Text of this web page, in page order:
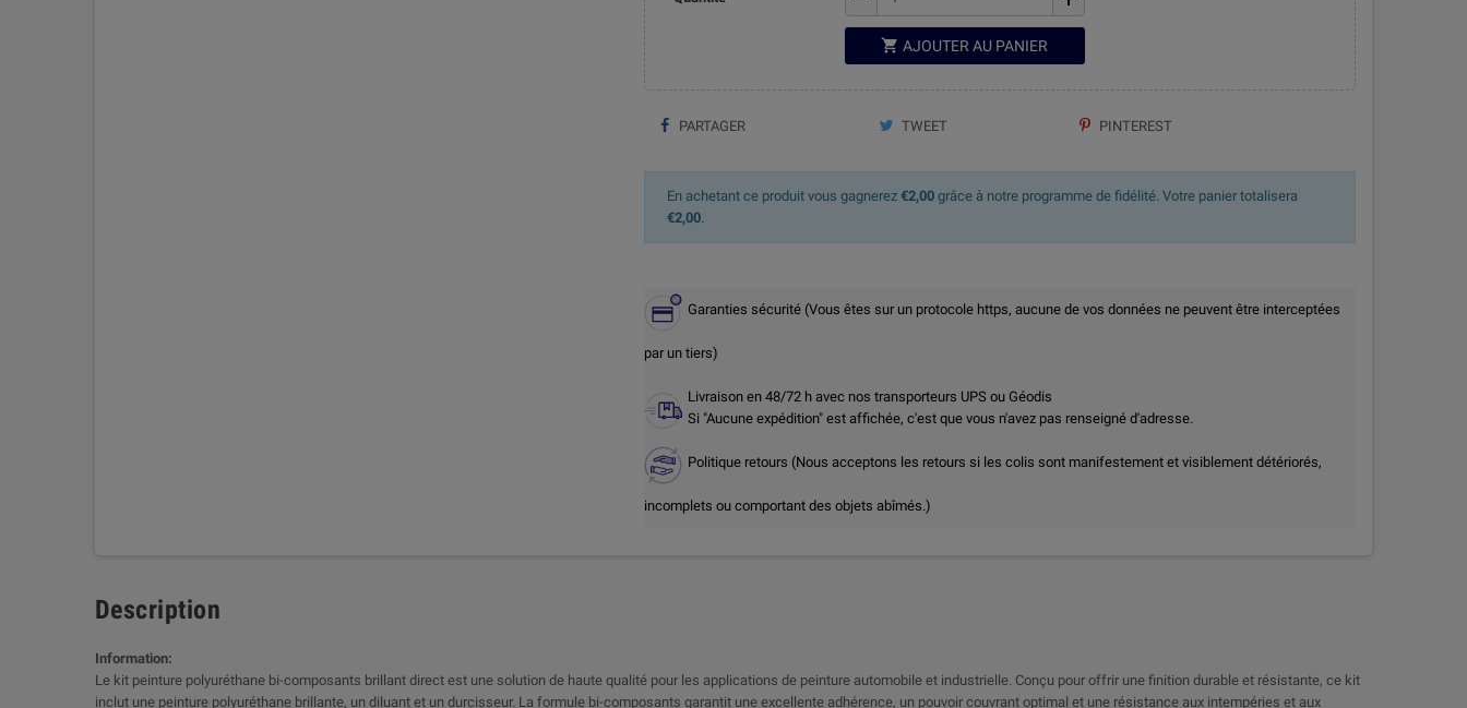
 AJOUTER AU PANIER
PARTAGER TWEET PINTEREST
En achetant ce produit vous gagnerez €2,00grâce à notre programme de fidélité. Votre panier totalisera
€2,00.
Garanties sécurité (Vous êtes sur un protocole https, aucune de vos données ne peuvent être interceptées
par un tiers)
Livraison en 48/72 h avec nos transporteurs UPS ou Géodis
Si "Aucune expédition" est affichée, c'est que vous n'avez pas renseigné d'adresse.
Politique retours (Nous acceptons les retours si les colis sont manifestement et visiblement détériorés,
incomplets ou comportant des objets abîmés.)
Description
Information:
Le kit peinture polyuréthane bi-composants brillant direct est une solution de haute qualité pour les applications de peinture automobile et industrielle. Conçu pour offrir une finition durable et résistante, ce kit
inclut une peinture polyuréthane brillante, un diluant et un durcisseur. La formule bi-composants garantit une excellente adhérence, un pouvoir couvrant optimal et une résistance aux intempéries et aux